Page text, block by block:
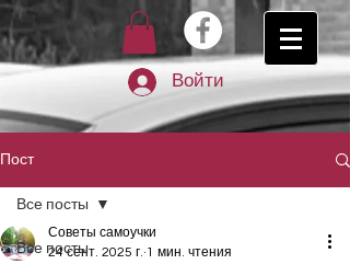
Войти
Пост
Все посты
Все посты
Советы самоучки
24 сент. 2025 г. 1 мин. чтения